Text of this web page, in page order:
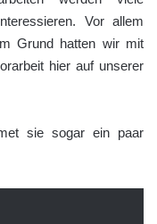
Vor allem
Grund hatten wir mit
hier auf unserer
sie sogar ein paar